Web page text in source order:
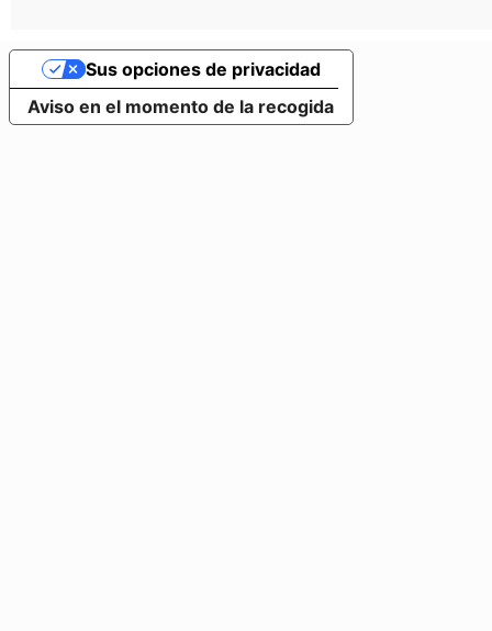
Aviso en el momento de la recogida
Sus opciones de privacidad